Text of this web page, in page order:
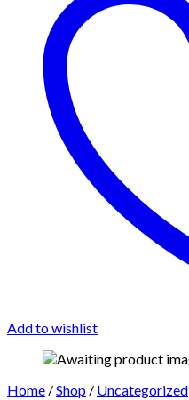
Add to wishlist
Home /Shop / Uncategorized